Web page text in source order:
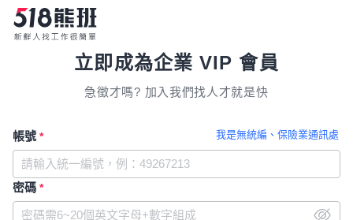
立即成為企業 VIP 會員
急徵才嗎? 加入我們找人才就是快
我是無統編、保險業通訊處
帳號 *
密碼 *